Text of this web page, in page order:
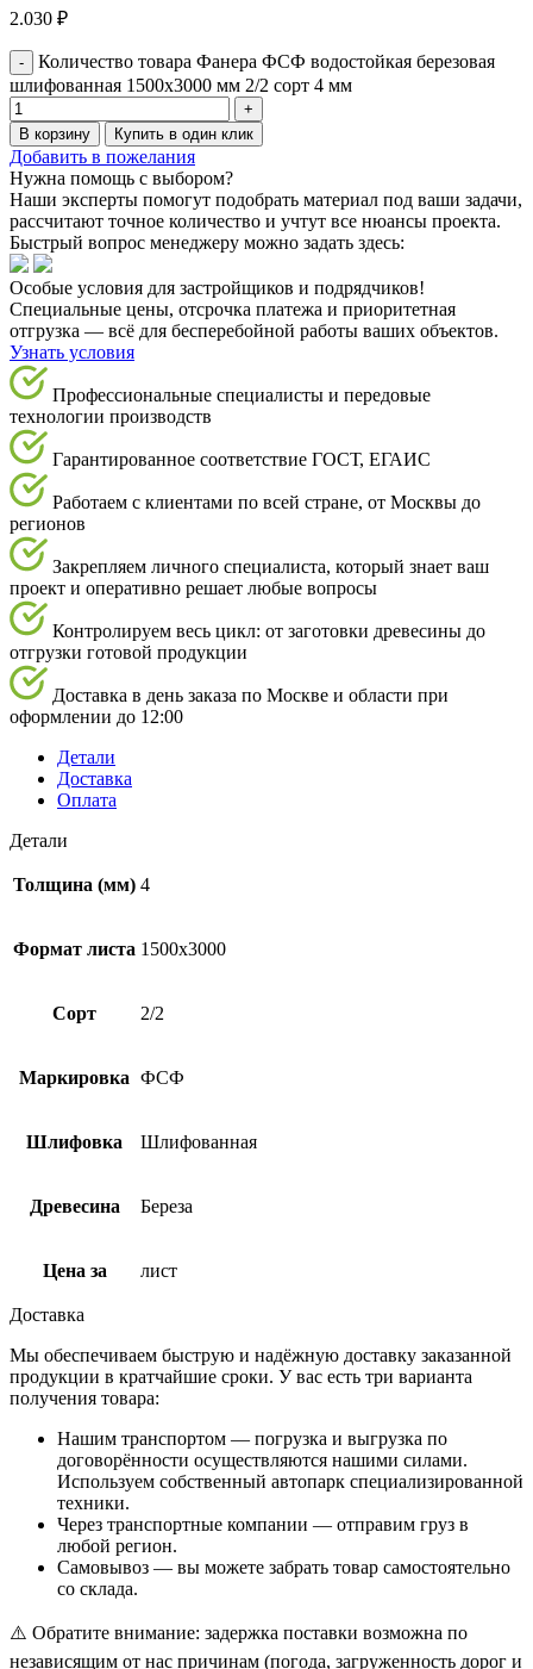
2.030 ₽
Количество товара Фанера ФСФ водостойкая березовая
шлифованная 1500x3000 мм 2/2 сорт 4 мм
В корзину Купить в один клик
Добавить в пожелания
Нужна помощь с выбором?
Наши эксперты помогут подобрать материал под ваши задачи,
рассчитают точное количество и учтут все нюансы проекта.
Быстрый вопрос менеджеру можно задать здесь:
Особые условия для застройщиков и подрядчиков!
Специальные цены, отсрочка платежа и приоритетная
отгрузка — всё для бесперебойной работы ваших объектов.
Узнать условия
Профессиональные специалисты и передовые
технологии производств
Гарантированное соответствие ГОСТ, ЕГАИС
Работаем с клиентами по всей стране, от Москвы до
регионов
Закрепляем личного специалиста, который знает ваш
проект и оперативно решает любые вопросы
Контролируем весь цикл: от заготовки древесины до
отгрузки готовой продукции
Доставка в день заказа по Москве и области при
оформлении до 12:00
Детали
Доставка
Оплата
Детали
Толщина (мм) 4
Формат листа 1500х3000
Сорт 2/2
Маркировка ФСФ
Шлифовка Шлифованная
Древесина Береза
Цена за лист
Доставка
Мы обеспечиваем быструю и надёжную доставку заказанной
продукции в кратчайшие сроки. У вас есть три варианта
получения товара:
Нашим транспортом — погрузка и выгрузка по
договорённости осуществляются нашими силами.
Используем собственный автопарк специализированной
техники.
Через транспортные компании — отправим груз в
любой регион.
Самовывоз — вы можете забрать товар самостоятельно
со склада.
⚠️ Обратите внимание: задержка поставки возможна по
независящим от нас причинам (погода, загруженность дорог и